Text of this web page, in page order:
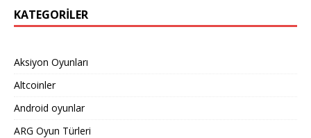
KATEGORILER
Aksiyon Oyunları
Altcoinler
Android oyunlar
ARG Oyun Türleri